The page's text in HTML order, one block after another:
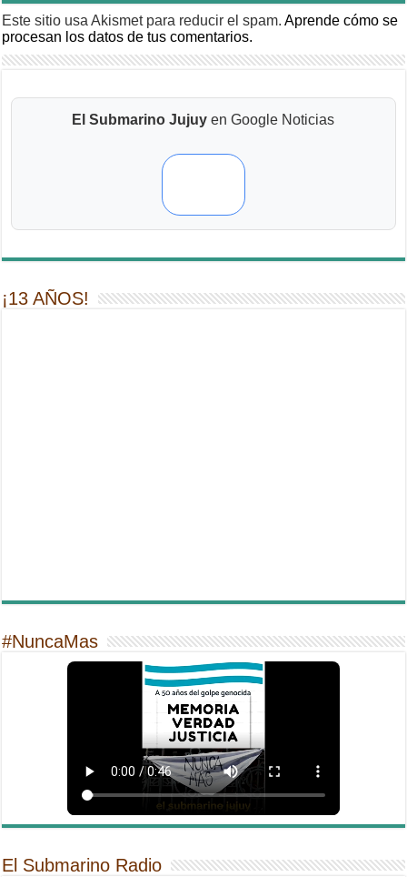
Este sitio usa Akismet para reducir el spam.Aprende cómo se
procesan los datos de tus comentarios.
El Submarino Jujuy en Google Noticias
¡13 AÑOS!
#NuncaMas
El Submarino Radio